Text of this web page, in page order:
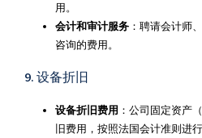
用。
会计和审计服务：聘请会计师
咨询的费用。
9. 设备折旧
设备折旧费用 ：公司固定资产
旧费用，按照法国会计准则进